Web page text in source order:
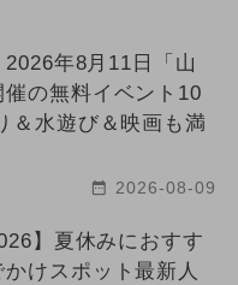
2026年8月11日「山
の無料イベント10
＆水遊び＆映画も満
2026-08-09
】夏休みにおすす
けスポット最新人